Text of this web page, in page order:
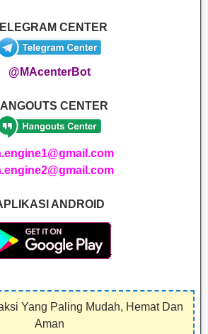
CENTER
@MAcenterBot
CENTER
ANDROID
Yang Paling Mudah, Hemat Dan
Aman